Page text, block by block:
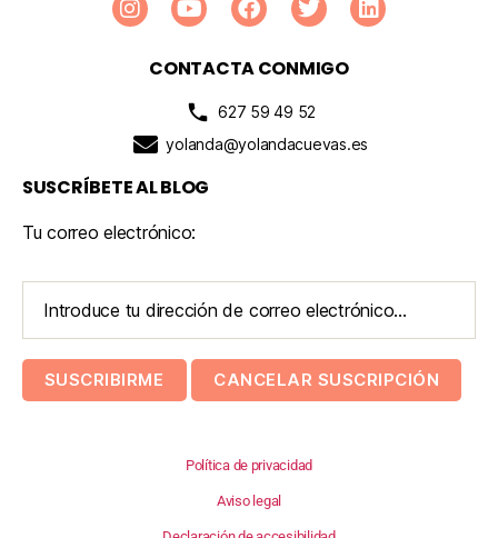
CONTACTA CONMIGO
627 59 49 52
yolanda@yolandacuevas.es
SUSCRÍBETE AL BLOG
Tu correo electrónico:
Política de privacidad
Aviso legal